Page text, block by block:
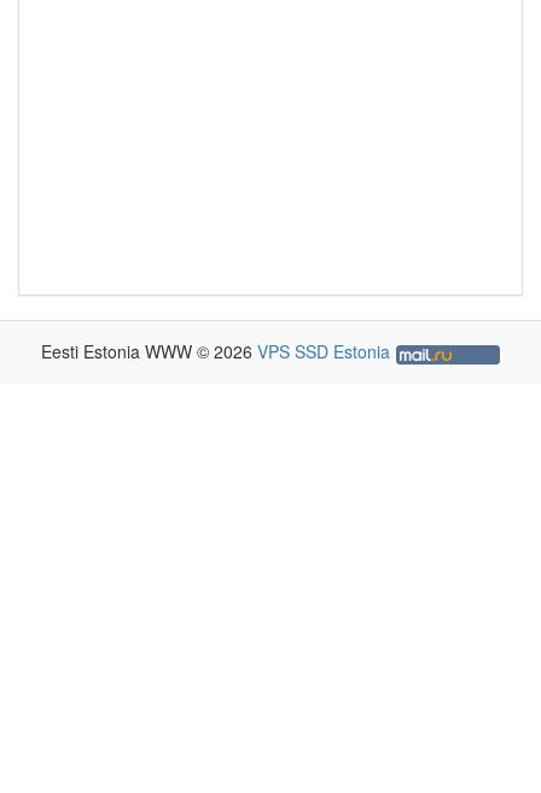
Eesti Estonia WWW © 2026 VPS SSD Estonia